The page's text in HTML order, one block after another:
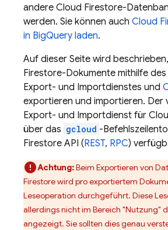
andere Cloud Firestore-
werden. Sie können auch Cloud
in BigQuery laden.
Auf dieser Seite wird
Firestore-Dokumente mithilfe
Export- und Importdienstes und
exportieren und importieren. Der
Export- und Importdienst für
über das gcloud -
Firestore API (REST, RPC)
Achtung:Beim Exportieren von
Firestorewird pro exportiertem
Leseoperation durchgeführt. Diese
allerdings nicht im Bereich "Nutzung"
angezeigt. Sie sollten dies genau